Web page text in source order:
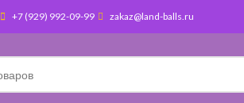
+7 (929) 992-09-99 zakaz@land-balls.ru